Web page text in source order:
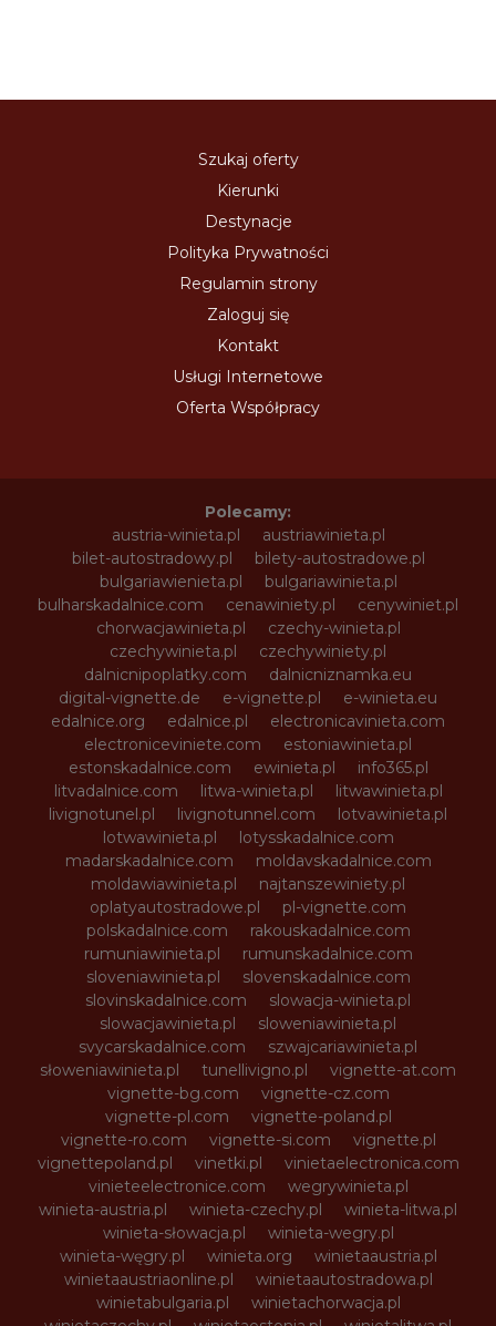
Szukaj oferty
Kierunki
Destynacje
Polityka Prywatności
Regulamin strony
Zaloguj się
Kontakt
Usługi Internetowe
Oferta Współpracy
Polecamy:
austria-winieta.pl
austriawinieta.pl
bilet-autostradowy.pl
bilety-autostradowe.pl
bulgariawienieta.pl
bulgariawinieta.pl
bulharskadalnice.com
cenawiniety.pl
cenywiniet.pl
chorwacjawinieta.pl
czechy-winieta.pl
czechywinieta.pl
czechywiniety.pl
dalnicnipoplatky.com
dalnicniznamka.eu
digital-vignette.de
e-vignette.pl
e-winieta.eu
edalnice.org
edalnice.pl
electronicavinieta.com
electroniceviniete.com
estoniawinieta.pl
estonskadalnice.com
ewinieta.pl
info365.pl
litvadalnice.com
litwa-winieta.pl
litwawinieta.pl
livignotunel.pl
livignotunnel.com
lotvawinieta.pl
lotwawinieta.pl
lotysskadalnice.com
madarskadalnice.com
moldavskadalnice.com
moldawiawinieta.pl
najtanszewiniety.pl
oplatyautostradowe.pl
pl-vignette.com
polskadalnice.com
rakouskadalnice.com
rumuniawinieta.pl
rumunskadalnice.com
sloveniawinieta.pl
slovenskadalnice.com
slovinskadalnice.com
slowacja-winieta.pl
slowacjawinieta.pl
sloweniawinieta.pl
svycarskadalnice.com
szwajcariawinieta.pl
słoweniawinieta.pl
tunellivigno.pl
vignette-at.com
vignette-bg.com
vignette-cz.com
vignette-pl.com
vignette-poland.pl
vignette-ro.com
vignette-si.com
vignette.pl
vignettepoland.pl
vinetki.pl
vinietaelectronica.com
vinieteelectronice.com
wegrywinieta.pl
winieta-austria.pl
winieta-czechy.pl
winieta-litwa.pl
winieta-słowacja.pl
winieta-wegry.pl
winieta-węgry.pl
winieta.org
winietaaustria.pl
winietaaustriaonline.pl
winietaautostradowa.pl
winietabulgaria.pl
winietachorwacja.pl